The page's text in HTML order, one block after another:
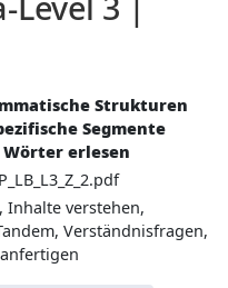
Strukturen
Segmente
erlesen
Inhalte verstehen,
Verständnisfragen,